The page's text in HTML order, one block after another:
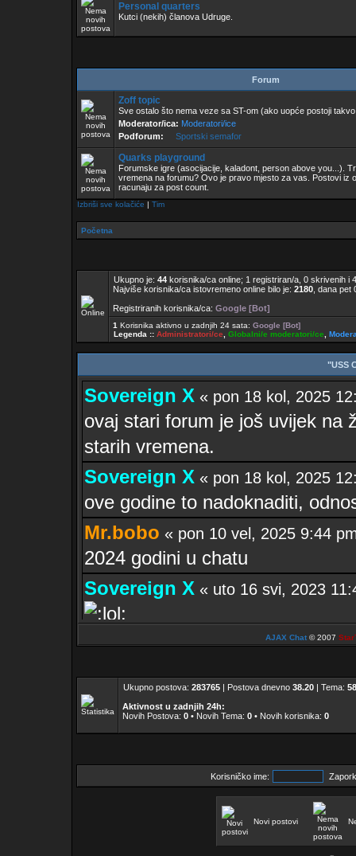
Personal quarters
Kutci (nekih) članova Udruge.
Forum
Zoff topic
Sve ostalo što nema veze sa ST-om (ako uopće postoji
Moderator/ica: Moderatori/ice
Podforum:
Sportski semafor
Quarks playground
Forumske igre (asocijacije, kaladont, person above you...).
vremena na forumu? Ovo je pravo mjesto za vas. Postovi iz
racunaju za post count.
Izbriši sve kolačiće | Tim
Početna
Ukupno je: 44 korisnika/ca online; 1 registriran/a, 0 skrivenih i
Najviše korisnika/ca istovremeno online bilo je: 2180 , dana
Registriranih korisnika/ca: Google [Bot]
1 Korisnika aktivno u zadnjih 24 sata: Google [Bot]
Legenda :: Administratori/ce Globalni/e moderatori/ce
"USS
Sovereign X « pon 18 kol, 2025
ovaj stari forum je još uvijek na
starih vremena.
Sovereign X « pon 18 kol, 2025
ove godine to nadoknaditi,
Mr.bobo « pon 10 vel, 2025 9:44
2024 godini u chatu
Sovereign X « uto 16 svi, 2023
El Zvonko« uto 16 svi, 2023
Mr.bobo« sub 13 svi, 2023 10:11
nakon godine dana... ZAKAJ
to ispravio. Valjda buš
« ned 03 tra, 2022 11:02
AJAX Chat © 2007
Ukupno postova: 283765 | Postova dnevno 38.20 | Tema:
Aktivnost u zadnjih 24h:
Novih Postova: 0 • Novih Tema: 0 • Novih korisnika: 0
Korisničko ime:
Novi postovi